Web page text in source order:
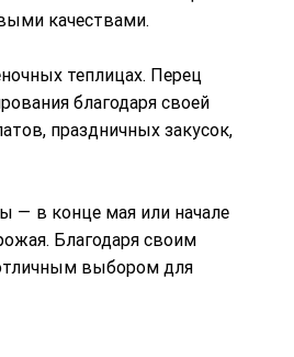
качествами.
теплицах. Перец
благодаря своей
праздничных закусок,
— в конце мая или начале
Благодаря своим
выбором для